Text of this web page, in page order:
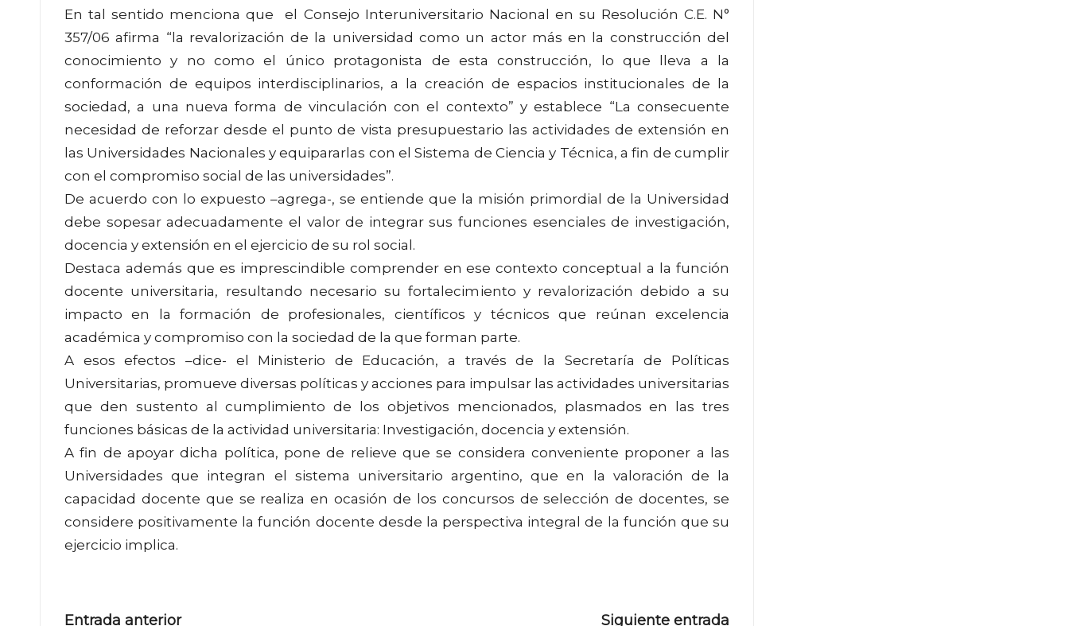
En tal sentido menciona que el Consejo Interuniversitario Nacional en su Resolución C.E. N°
357/06 afirma “la revalorización de la universidad como un actor más en la construcción del
conocimiento y no como el único protagonista de esta construcción, lo que lleva a la
conformación de equipos interdisciplinarios, a la creación de espacios institucionales de la
sociedad, a una nueva forma de vinculación con el contexto” y establece “La consecuente
necesidad de reforzar desde el punto de vista presupuestario las actividades de extensión en
las Universidades Nacionales y equipararlas con el Sistema de Ciencia y Técnica, a fin de cumplir
con el compromiso social de las universidades”.
De acuerdo con lo expuesto –agrega-, se entiende que la misión primordial de la Universidad
debe sopesar adecuadamente el valor de integrar sus funciones esenciales de investigación,
docencia y extensión en el ejercicio de su rol social.
Destaca además que es imprescindible comprender en ese contexto conceptual a la función
docente universitaria, resultando necesario su fortalecimiento y revalorización debido a su
impacto en la formación de profesionales, científicos y técnicos que reúnan excelencia
académica y compromiso con la sociedad de la que forman parte.
A esos efectos –dice- el Ministerio de Educación, a través de la Secretaría de Políticas
Universitarias, promueve diversas políticas y acciones para impulsar las actividades universitarias
que den sustento al cumplimiento de los objetivos mencionados, plasmados en las tres
funciones básicas de la actividad universitaria: Investigación, docencia y extensión.
A fin de apoyar dicha política, pone de relieve que se considera conveniente proponer a las
Universidades que integran el sistema universitario argentino, que en la valoración de la
capacidad docente que se realiza en ocasión de los concursos de selección de docentes, se
considere positivamente la función docente desde la perspectiva integral de la función que su
ejercicio implica.
Entrada anterior Siguiente entrada